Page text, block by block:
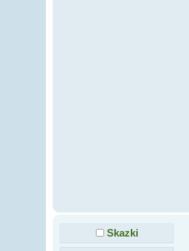
Skazki